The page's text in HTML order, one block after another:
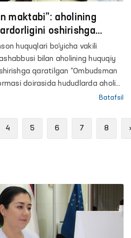
maktabi”: aholining
oshirishga
davom etmoqda
huquqlari bo‘yicha vakili
bilan aholining huquqiy
qaratilgan “Ombudsman
doirasida hududlarda aholi
o‘tkazilmoqda.
Batafsil
4 5 6 7 8